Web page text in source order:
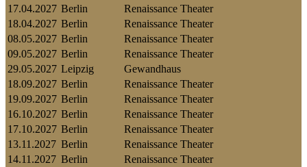
17.04.2027 Berlin
Renaissance Theater
18.04.2027 Berlin
Renaissance Theater
08.05.2027 Berlin
Renaissance Theater
09.05.2027 Berlin
Renaissance Theater
29.05.2027 Leipzig
Gewandhaus
18.09.2027 Berlin
Renaissance Theater
19.09.2027 Berlin
Renaissance Theater
16.10.2027 Berlin
Renaissance Theater
17.10.2027 Berlin
Renaissance Theater
13.11.2027 Berlin
Renaissance Theater
14.11.2027 Berlin
Renaissance Theater